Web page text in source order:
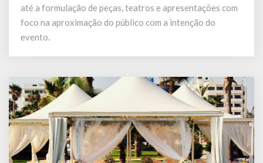
a
infraestrutura
até a formulação de peças, teatros e apresentações com
foco na aproximação do público com a intenção do
evento.